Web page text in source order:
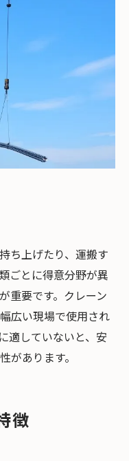
ち上げたり、運搬す
ごとに得意分野が異
重要です。クレーン
広い現場で使用され
適していないと、安
があります。
徴